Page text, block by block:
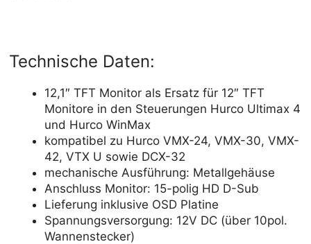
Technische Daten:
12,1″ TFT Monitor als Ersatz für 12″ TFT
Monitore in den Steuerungen Hurco Ultimax 4
und Hurco WinMax
kompatibel zu Hurco VMX-24, VMX-30, VMX-
42, VTX U sowie DCX-32
mechanische Ausführung: Metallgehäuse
Anschluss Monitor: 15-polig HD D-Sub
Lieferung inklusive OSD Platine
Spannungsversorgung: 12V DC (über 10pol.
Wannenstecker)